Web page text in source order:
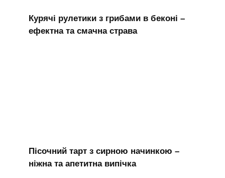
Курячі рулетики з грибами в беконі –
ефектна та смачна страва
Пісочний тарт з сирною начинкою –
ніжна та апетитна випічка